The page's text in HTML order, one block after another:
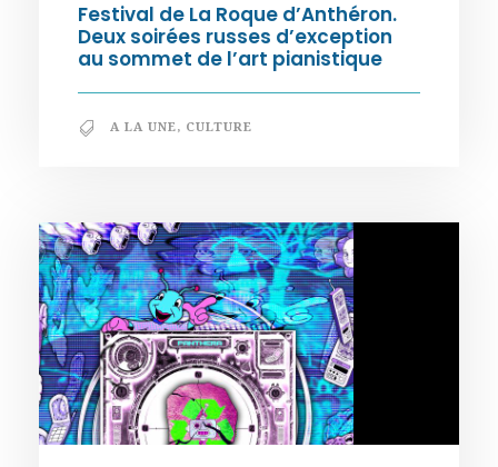
Festival de La Roque d’Anthéron.
Deux soirées russes d’exception
au sommet de l’art pianistique
A LA UNE, CULTURE